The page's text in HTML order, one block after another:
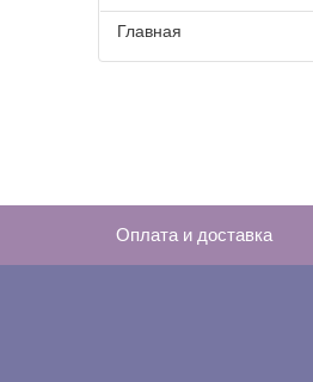
Главная
Оплата и доставка